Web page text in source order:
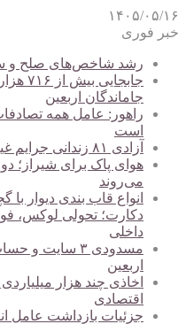
۱۴۰۵/۰۵/۱۶
خبر فوری
رشد شاخص‌های صلح و
جاماندگان اربعین
راهور: عامل همه
است
آزادی ۸۱ زندانی جرایم غیرعمد در تهران همزمان با اربعین
هوای پاک برای شیراز؛
می‌روند
انواع قاب بندی دیوار
دکارت؛ تحولی لوکس،
داخلی
مسدودی ۳
اربعین
اخاذی چند هزار
اقتصادی
جزئیات بازداشت عامل